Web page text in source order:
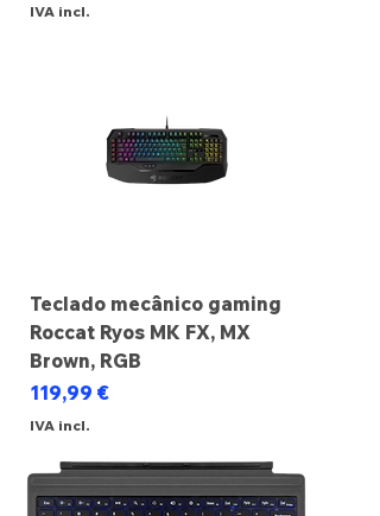
IVA incl.
Teclado mecânico gaming
Roccat Ryos MK FX, MX
Brown, RGB
Preço
119,99 €
IVA incl.